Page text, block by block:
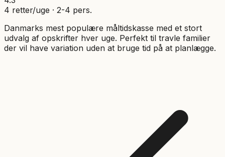
4 retter/uge · 2-4 pers.
Danmarks mest populære måltidskasse med et stort
udvalg af opskrifter hver uge. Perfekt til travle familier
der vil have variation uden at bruge tid på at planlægge.